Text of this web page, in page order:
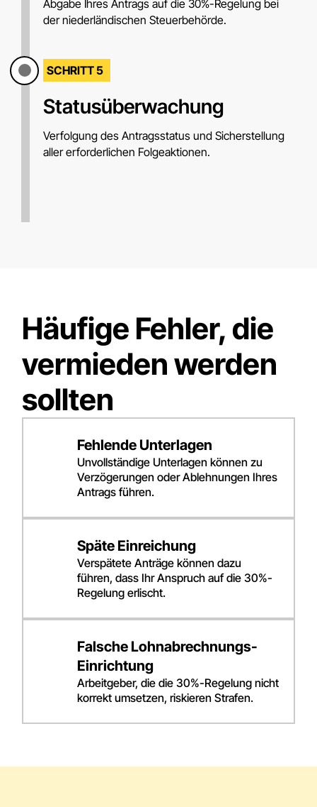
Abgabe Ihres Antrags auf die 30%-Regelung bei
der niederländischen Steuerbehörde.
SCHRITT 5
Statusüberwachung
Verfolgung des Antragsstatus und Sicherstellung
aller erforderlichen Folgeaktionen.
Häufige Fehler, die
vermieden werden
sollten
Fehlende Unterlagen
Unvollständige Unterlagen können zu
Verzögerungen oder Ablehnungen Ihres
Antrags führen.
Späte Einreichung
Verspätete Anträge können dazu
führen, dass Ihr Anspruch auf die 30%-
Regelung erlischt.
Falsche Lohnabrechnungs-
Einrichtung
Arbeitgeber, die die 30%-Regelung nicht
korrekt umsetzen, riskieren Strafen.